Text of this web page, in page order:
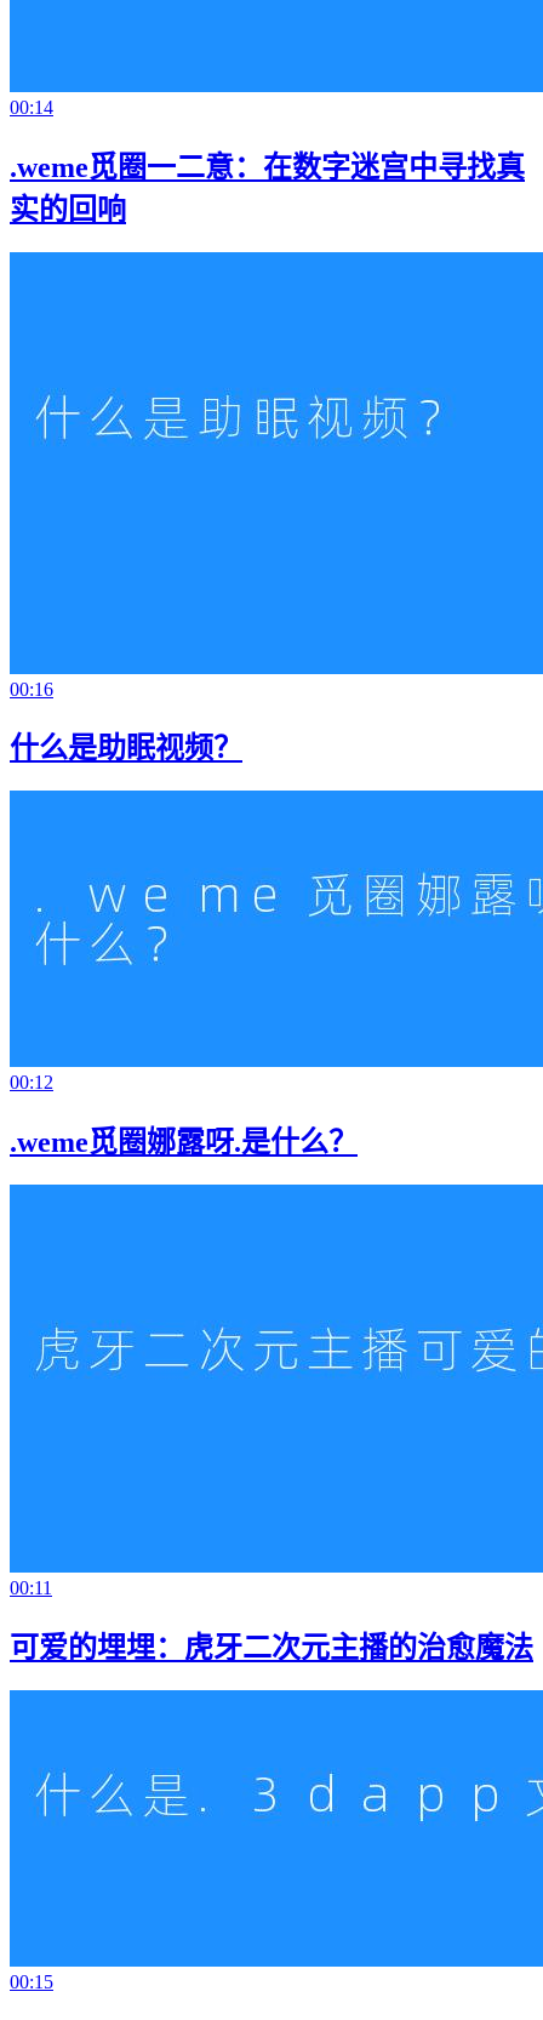
00:14
.weme觅圈一二意：在数字迷宫中寻找真
实的回响
00:16
什么是助眠视频？
00:12
.weme觅圈娜露呀.是什么？
00:11
可爱的埋埋：虎牙二次元主播的治愈魔法
00:15